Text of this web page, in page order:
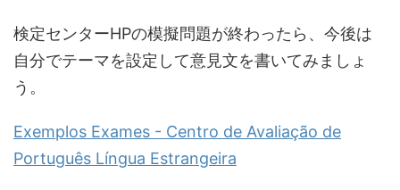
検定センターHPの模擬問題が終わったら、今後は
自分でテーマを設定して意見文を書いてみましょ
う。
Exemplos Exames - Centro de Avaliação de
Português Língua Estrangeira